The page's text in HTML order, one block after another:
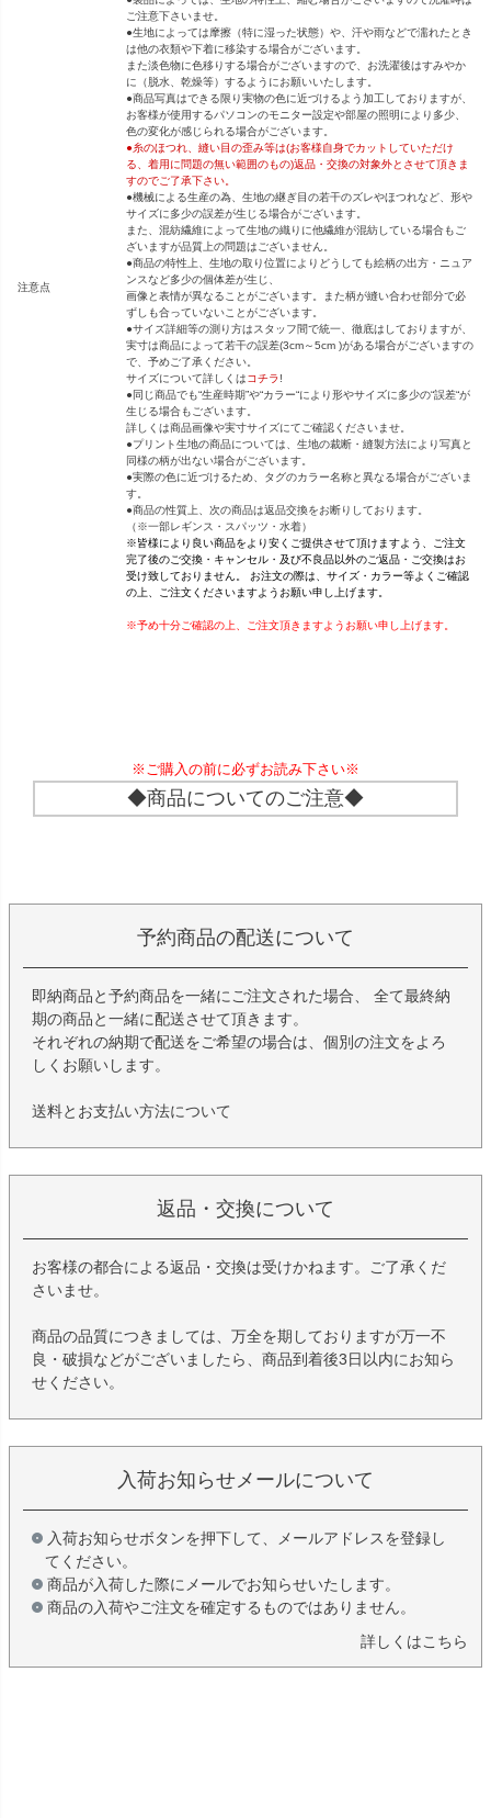
注意点
ご注意下さいませ。
●生地によっては摩擦（特に湿った状態）や、汗や雨などで濡れたとき
は他の衣類や下着に移染する場合がございます。
また淡色物に色移りする場合がございますので、お洗濯後はすみやか
に（脱水、乾燥等）するようにお願いいたします。
●商品写真はできる限り実物の色に近づけるよう加工しておりますが、
お客様が使用するパソコンのモニター設定や部屋の照明により多少、
色の変化が感じられる場合がございます。
●糸のほつれ、縫い目の歪み等は(お客様自身でカットしていただけ
る、着用に問題の無い範囲のもの)返品・交換の対象外とさせて頂きま
すのでご了承下さい。
●機械による生産の為、生地の継ぎ目の若干のズレやほつれなど、形や
サイズに多少の誤差が生じる場合がございます。
また、混紡繊維によって生地の織りに他繊維が混紡している場合もご
ざいますが品質上の問題はございません。
●商品の特性上、生地の取り位置によりどうしても絵柄の出方・ニュア
ンスなど多少の個体差が生じ、
画像と表情が異なることがございます。また柄が縫い合わせ部分で必
ずしも合っていないことがございます。
●サイズ詳細等の測り方はスタッフ間で統一、徹底はしておりますが、
実寸は商品によって若干の誤差(3cm～5cm )がある場合がございますの
で、予めご了承ください。
サイズについて詳しくはコチラ!
●同じ商品でも“生産時期”や“カラー“により形やサイズに多少の“誤差“が
生じる場合もございます。
詳しくは商品画像や実寸サイズにてご確認くださいませ。
●プリント生地の商品については、生地の裁断・縫製方法により写真と
同様の柄が出ない場合がございます。
●実際の色に近づけるため、タグのカラー名称と異なる場合がございま
す。
●商品の性質上、次の商品は返品交換をお断りしております。
（※一部レギンス・スパッツ・水着）
※皆様により良い商品をより安くご提供させて頂けますよう、ご注文
完了後のご交換・キャンセル・及び不良品以外のご返品・ご交換はお
受け致しておりません。 お注文の際は、サイズ・カラー等よくご確認
の上、ご注文くださいますようお願い申し上げます。
※予め十分ご確認の上、ご注文頂きますようお願い申し上げます。
※ご購入の前に必ずお読み下さい※
◆商品についてのご注意◆
予約商品の配送について
即納商品と予約商品を一緒にご注文された場合、 全て最終納
期の商品と一緒に配送させて頂きます。
それぞれの納期で配送をご希望の場合は、個別の注文をよろ
しくお願いします。
送料とお支払い方法について
返品・交換について
お客様の都合による返品・交換は受けかねます。ご了承くだ
さいませ。
商品の品質につきましては、万全を期しておりますが万一不
良・破損などがございましたら、商品到着後3日以内にお知ら
せください。
入荷お知らせメールについて
入荷お知らせボタンを押下して、メールアドレスを登録し
てください。
商品が入荷した際にメールでお知らせいたします。
商品の入荷やご注文を確定するものではありません。
詳しくはこちら